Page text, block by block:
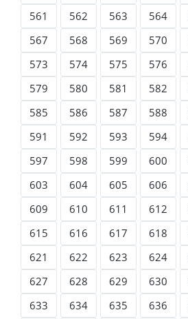
561
562 563 564
567
568 569 570
573
574 575 576
579
580 581 582
585
586 587 588
591
592 593 594
597
598 599 600
603
604 605 606
609
610 611 612
615
616 617 618
621
622 623 624
627
628 629 630
633
634 635 636